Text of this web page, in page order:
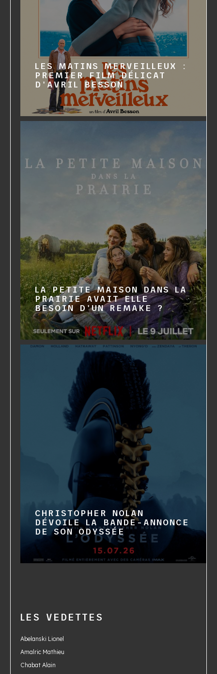
LES MATINS MERVEILLEUX :
PREMIER FILM DÉLICAT
D'AVRIL BESSON
LA PETITE MAISON DANS LA
PRAIRIE AVAIT ELLE
BESOIN D'UN REMAKE ?
CHRISTOPHER NOLAN
DÉVOILE LA BANDE-ANNONCE
DE SON ODYSSÉE
LES VEDETTES
Abelanski Lionel
Amalric Mathieu
Chabat Alain